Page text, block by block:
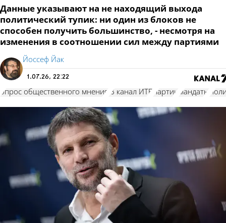
Данные указывают на не находящий выхода
политический тупик: ни один из блоков не
способен получить большинство, - несмотря на
изменения в соотношении сил между партиями
Йоссеф Йак
1.07.26, 22:22
опрос общественного мнения 13 канал ИТВ партии мандаты